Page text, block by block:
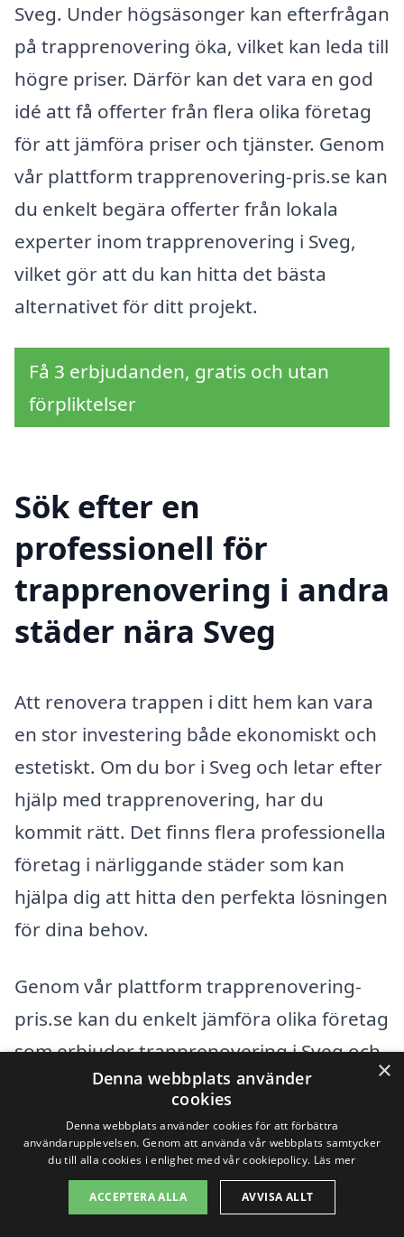
Sveg. Under högsäsonger kan efterfrågan
på trapprenovering öka, vilket kan leda till
högre priser. Därför kan det vara en god
idé att få offerter från flera olika företag
för att jämföra priser och tjänster. Genom
vår plattform trapprenovering-pris.se kan
du enkelt begära offerter från lokala
experter inom trapprenovering i Sveg,
vilket gör att du kan hitta det bästa
alternativet för ditt projekt.
Få 3 erbjudanden, gratis och utan
förpliktelser
Sök efter en
professionell för
trapprenovering i andra
städer nära Sveg
Att renovera trappen i ditt hem kan vara
en stor investering både ekonomiskt och
estetiskt. Om du bor i Sveg och letar efter
hjälp med trapprenovering, har du
kommit rätt. Det finns flera professionella
företag i närliggande städer som kan
hjälpa dig att hitta den perfekta lösningen
för dina behov.
Genom vår plattform trapprenovering-
pris.se kan du enkelt jämföra olika företag
som erbjuder trapprenovering i Sveg och
dess omgivningar. Några av de städer där
du kan hitta pålitliga hantverkare för
trapprenovering inkluderar:
Björnrike
×
Denna webbplats använder
cookies
Denna webbplats använder cookies för att förbättra
användarupplevelsen. Genom att använda vår webbplats samtycker
du till alla cookies i enlighet med vår cookiepolicy. Läs mer
ACCEPTERA ALLA AVVISA ALLT